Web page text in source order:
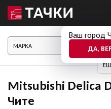
Ваш город
ДА,
Mitsubishi Delica
Чите